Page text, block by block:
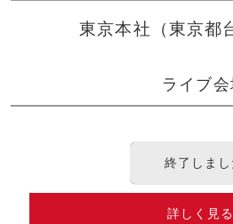
東京本社（東京都
ライブ会
終了しまし
詳しく見る